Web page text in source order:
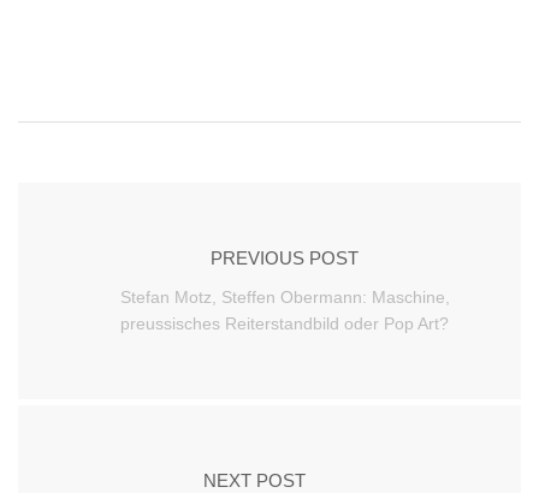
PREVIOUS POST
Stefan Motz, Steffen Obermann: Maschine,
preussisches Reiterstandbild oder Pop Art?
NEXT POST